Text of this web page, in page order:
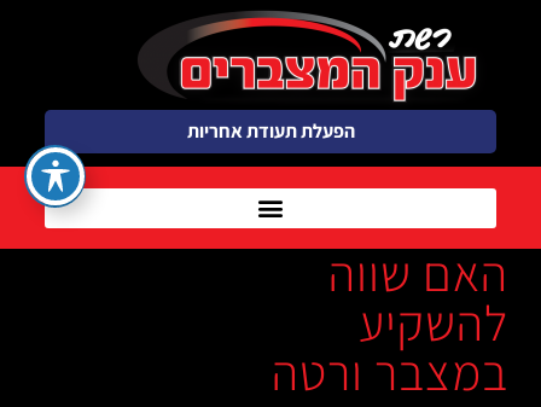
הפעלת תעודת אחריות
האם שווה
להשקיע
במצבר ורטה